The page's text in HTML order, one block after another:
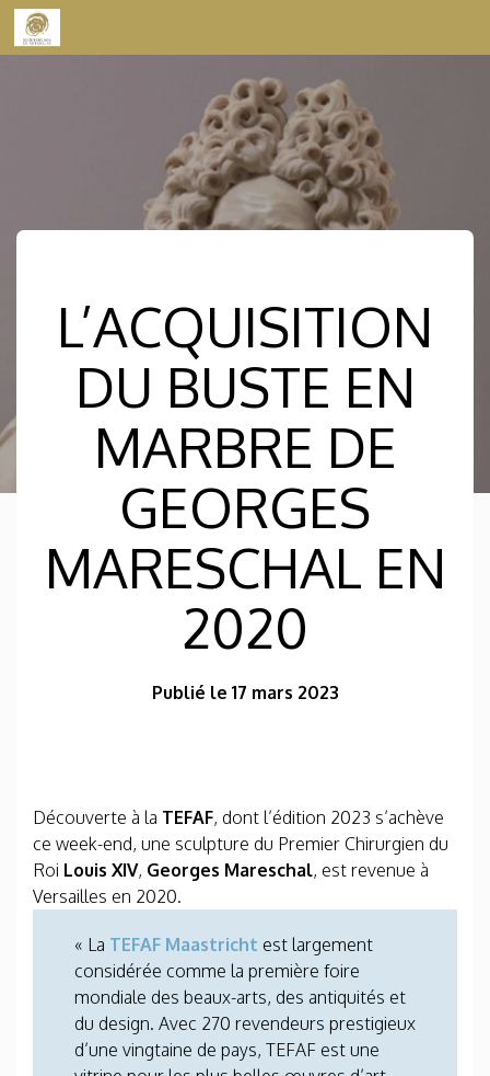
Skip to content
L’ACQUISITION
DU BUSTE EN
MARBRE DE
GEORGES
MARESCHAL EN
2020
Publié le 17 mars 2023
Découverte à la TEFAF, dont l’édition 2023 s’achève
ce week-end, une sculpture du Premier Chirurgien du
Roi Louis XIV, Georges Mareschal, est revenue à
Versailles en 2020.
« La TEFAF Maastricht est largement
considérée comme la première foire
mondiale des beaux-arts, des antiquités et
du design. Avec 270 revendeurs prestigieux
d’une vingtaine de pays, TEFAF est une